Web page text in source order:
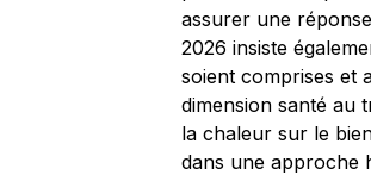
assurer une
2026 insiste
soient comprises et
dimension santé au
la chaleur sur le
dans une approche